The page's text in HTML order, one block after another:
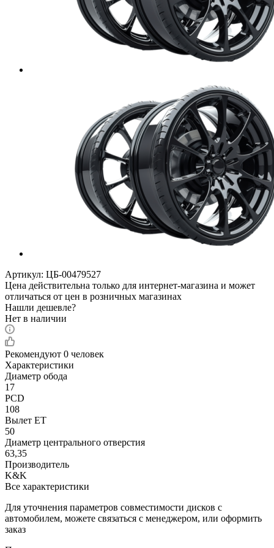
Артикул: ЦБ-00479527
Цена действительна только для интернет-магазина и может
отличаться от цен в розничных магазинах
Нашли дешевле?
Нет в наличии
Рекомендуют 0 человек
Характеристики
Диаметр обода
17
PCD
108
Вылет ET
50
Диаметр центрального отверстия
63,35
Производитель
K&K
Все характеристики
Для уточнения параметров совместимости дисков с
автомобилем, можете связаться с менеджером, или оформить
заказ